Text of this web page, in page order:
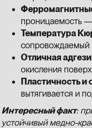
проницаемость
Температура
Отличная
окисления
Пластичность
вытягивается и
Интересный факт:
устойчивый медно-